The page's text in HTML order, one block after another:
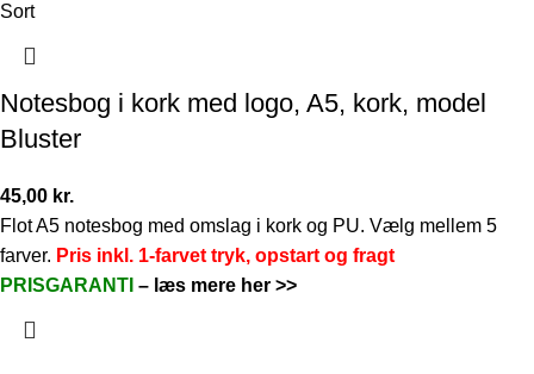
Sort
Notesbog i kork med logo, A5, kork, model
Bluster
45,00 kr.
Flot A5 notesbog med omslag i kork og PU. Vælg mellem 5
farver. Pris inkl. 1-farvet tryk, opstart og fragt
PRISGARANTI – læs mere her >>